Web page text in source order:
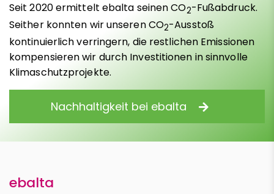
Seit 2020 ermittelt ebalta seinen CO2-Fußabdruck.
Seither konnten wir unseren CO2-Ausstoß
kontinuierlich verringern, die restlichen Emissionen
kompensieren wir durch Investitionen in sinnvolle
Klimaschutzprojekte.
Nachhaltigkeit bei ebalta
ebalta